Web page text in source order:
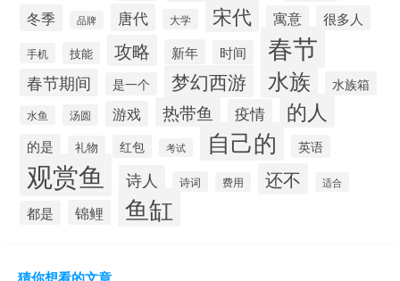
冬季 品牌 唐代 大学 宋代 寓意 很多人
手机 技能 攻略 新年 时间 春节
春节期间 是一个 梦幻西游 水族 水族箱
水鱼 汤圆 游戏 热带鱼 疫情 的人
的是 礼物 红包 考试 自己的 英语
观赏鱼 诗人 诗词 费用 还不 适合
都是 锦鲤 鱼缸